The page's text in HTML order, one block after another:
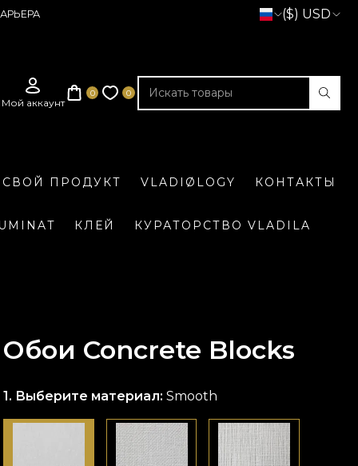
($) USD
СВОЙ ПРОДУКТ VLADIØLOGY КОНТАКТЫ
КЛЕЙ КУРАТОРСТВО VLADILA
Обои Concrete Blocks
Выберите материал:Smooth